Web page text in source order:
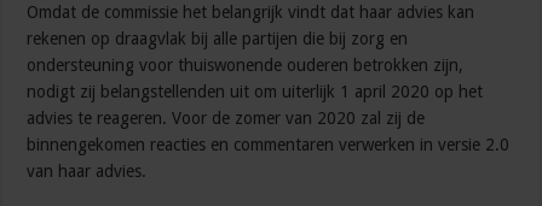
Omdat de commissie het belangrijk vindt dat haar advies kan
rekenen op draagvlak bij alle partijen die bij zorg en
ondersteuning voor thuiswonende ouderen betrokken zijn,
nodigt zij belangstellenden uit om uiterlijk 1 april 2020 op het
advies te reageren. Voor de zomer van 2020 zal zij de
binnengekomen reacties en commentaren verwerken in versie 2.0
van haar advies.